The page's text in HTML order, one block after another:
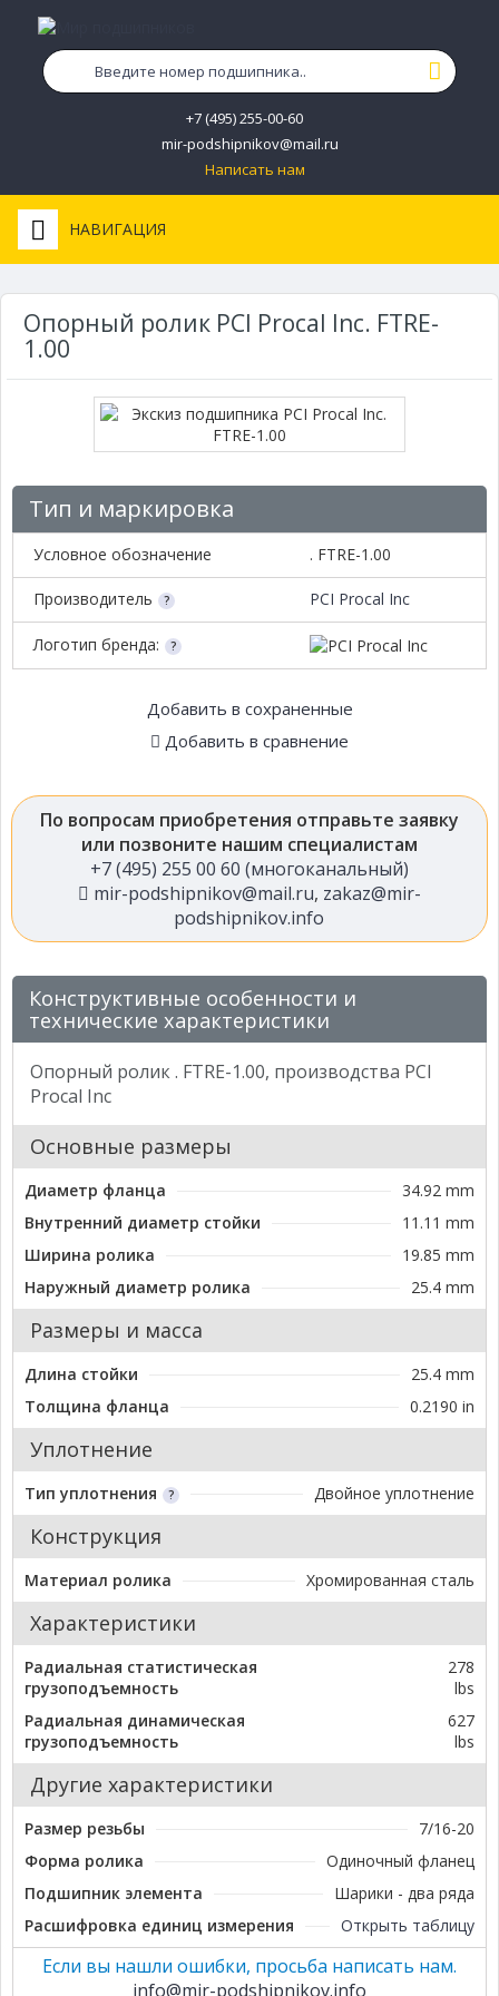
+7 (495) 255-00-60
mir-podshipnikov@mail.ru
Написать нам
НАВИГАЦИЯ
Опорный ролик PCI Procal Inc. FTRE-
1.00
Тип и маркировка
Условное обозначение . FTRE-1.00
Производитель PCI Procal Inc
Логотип бренда:
Добавить в сохраненные
Добавить в сравнение
По вопросам приобретения отправьте заявку
или позвоните нашим специалистам
+7 (495) 255 00 60 (многоканальный)
mir-podshipnikov@mail.ru, zakaz@mir-
podshipnikov.info
Конструктивные особенности и
технические характеристики
Опорный ролик . FTRE-1.00, производства PCI
Procal Inc
Основные размеры
Диаметр фланца
34.92 mm
Внутренний диаметр стойки
11.11 mm
Ширина ролика
19.85 mm
Наружный диаметр ролика
25.4 mm
Размеры и масса
Длина стойки
25.4 mm
Толщина фланца
0.2190 in
Уплотнение
Тип уплотнения Двойное уплотнение
Конструкция
Материал ролика Хромированная сталь
Характеристики
Радиальная статистическая
грузоподъемность
278
lbs
Радиальная динамическая
грузоподъемность
627
lbs
Другие характеристики
Размер резьбы
7/16-20
Форма ролика
Одиночный фланец
Подшипник элемента
Шарики - два ряда
Расшифровка единиц измерения
Открыть таблицу
Если вы нашли ошибки, просьба написать нам.
info@mir-podshipnikov.info